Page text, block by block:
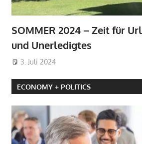
SOMMER 2024 – Zeit für
und Unerledigtes
3. Juli 2024
ECONOMY + POLITICS